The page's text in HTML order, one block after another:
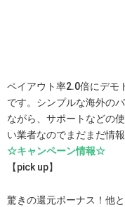
ペイアウト率2.0倍にデモ
です。シンプルな海外の
ながら、サポートなどの
い業者なのでまだまだ情
☆キャンペーン情報☆
【pick up】
驚きの還元ボーナス！他